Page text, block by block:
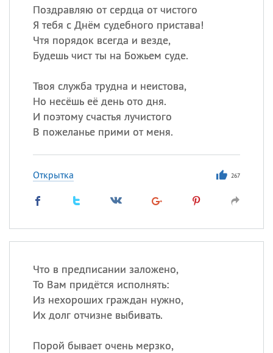
Поздравляю от сердца от чистого
Я тебя с Днём судебного пристава!
Чтя порядок всегда и везде,
Будешь чист ты на Божьем суде.
Твоя служба трудна и неистова,
Но несёшь её день ото дня.
И поэтому счастья лучистого
В пожеланье прими от меня.
Открытка 267
Что в предписании заложено,
То Вам придётся исполнять:
Из нехороших граждан нужно,
Их долг отчизне выбивать.
Порой бывает очень мерзко,